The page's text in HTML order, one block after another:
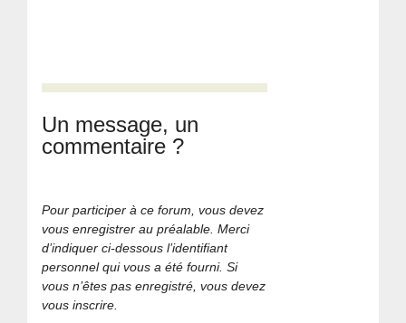
Un message, un
commentaire ?
Pour participer à ce forum, vous devez
vous enregistrer au préalable. Merci
d’indiquer ci-dessous l’identifiant
personnel qui vous a été fourni. Si
vous n’êtes pas enregistré, vous devez
vous inscrire.